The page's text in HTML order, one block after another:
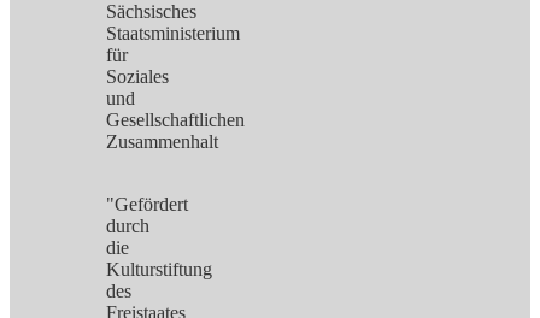
Sächsisches
Staatsministerium
für
Soziales
und
Gesellschaftlichen
Zusammenhalt
"Gefördert
durch
die
Kulturstiftung
des
Freistaates